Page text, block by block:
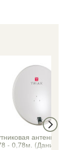
антенна
- 0,78м. (Дания)